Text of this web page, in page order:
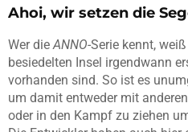
Ahoi, wir setzen die
Wer die ANNO-Serie kennt,
besiedelten Insel irgendwann
vorhanden sind. So ist es
um damit entweder mit
oder in den Kampf zu ziehen